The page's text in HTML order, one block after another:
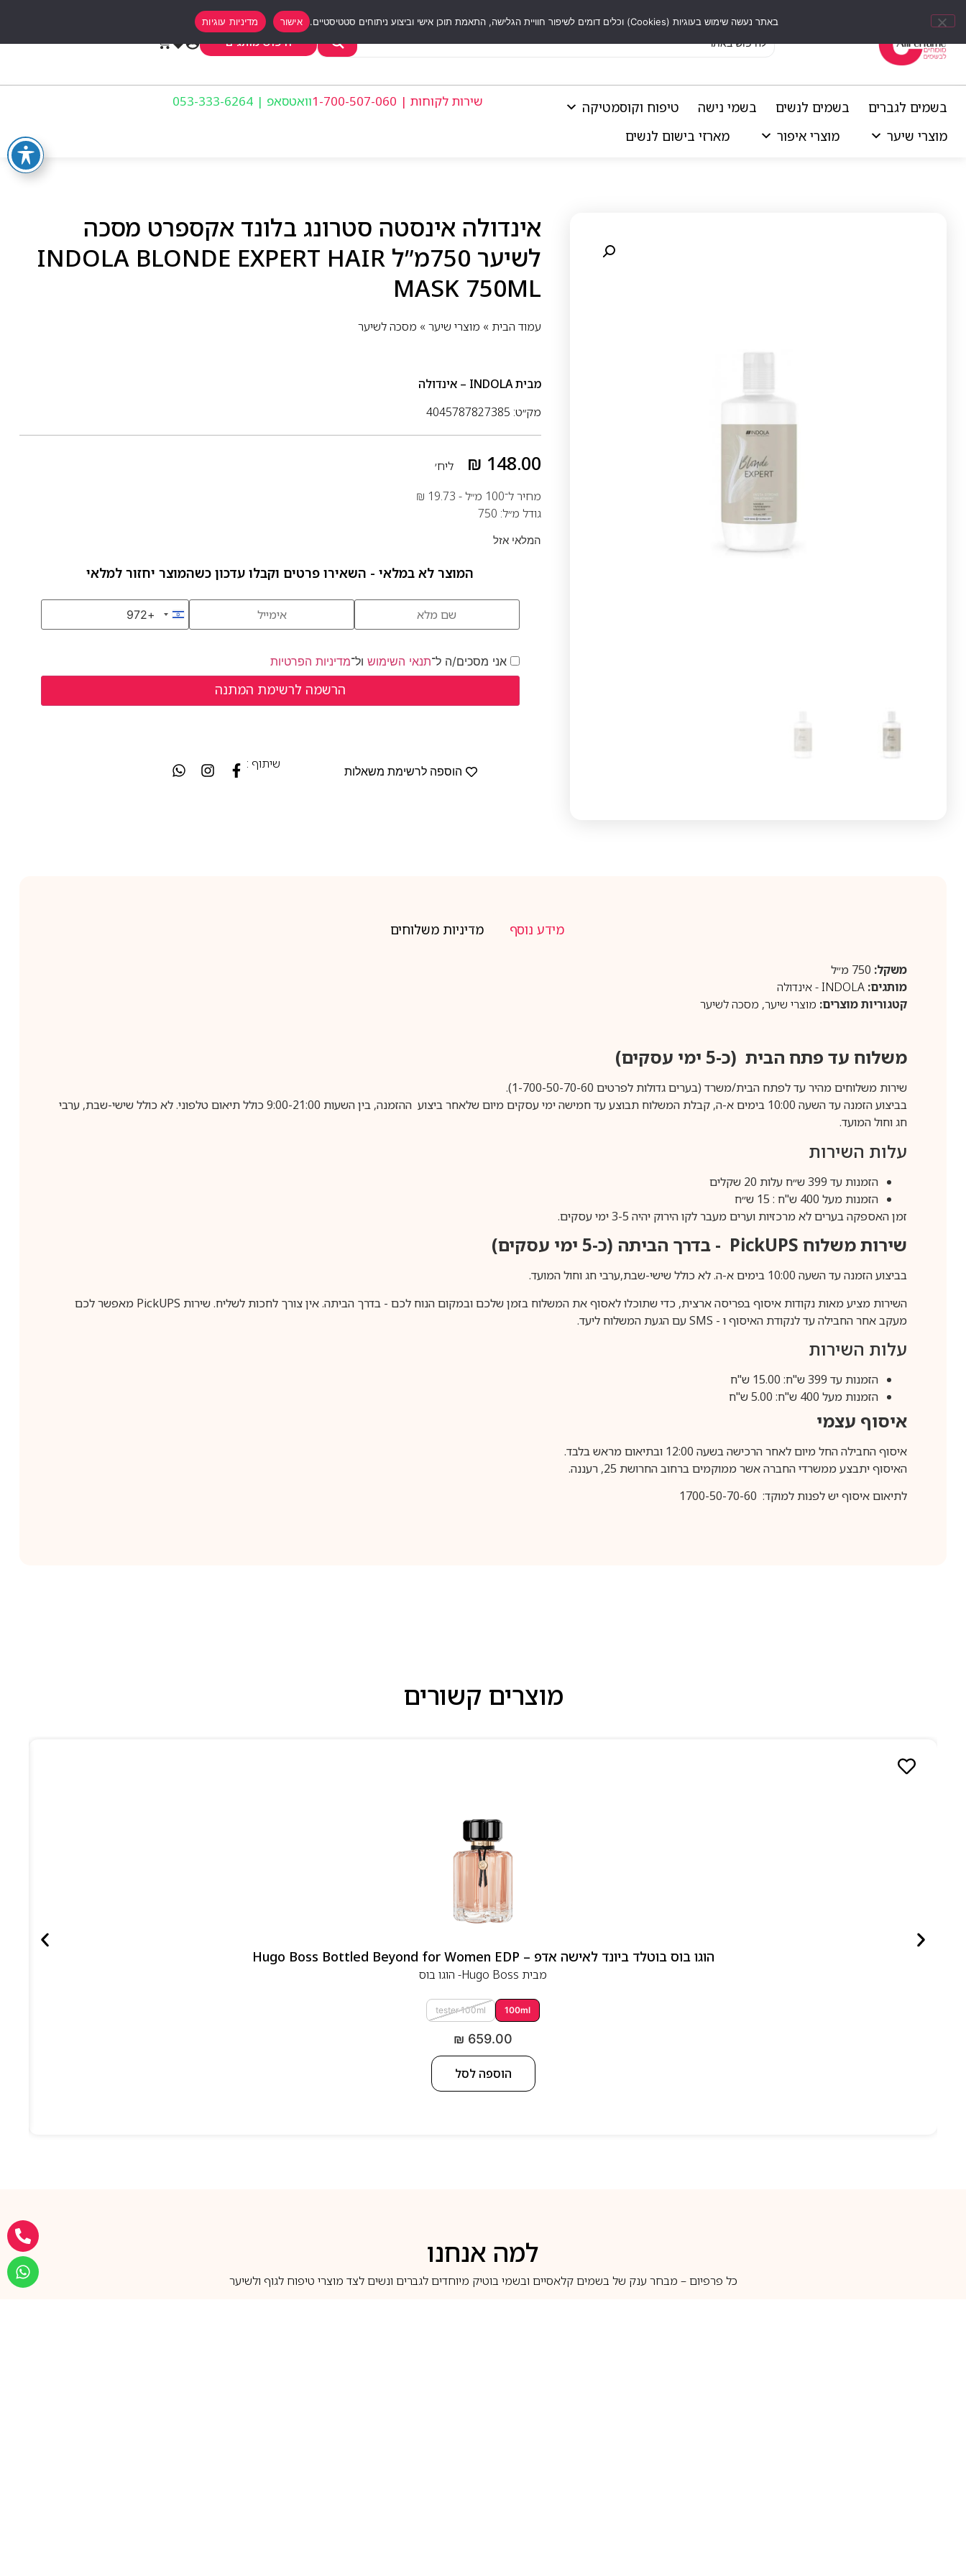
חיפוש מותגים
בשמים לגברים בשמים לנשים בשמי נישה
טיפוח וקוסמטיקה
מוצרי שיער
מוצרי איפור מארזי בישום לנשים
שירות לקוחות | 1-700-507-060 וואטסאפ | 053-333-6264
אינדולה אינסטה סטרונג בלונד אקספרט מסכה
לשיער 750מ”ל INDOLA BLONDE EXPERT HAIR
MASK 750ML
עמוד הבית » מוצרי שיער » מסכה לשיער
מביתINDOLA – אינדולה
מק״ט: 4045787827385
₪ 148.00
ליח׳
מחיר ל־100 מ״ל -
₪ 19.73
גודל מ״ל: 750
המלאי אזל
המוצר לא במלאי - השאירו פרטים וקבלו עדכון כשהמוצר יחזור למלאי
Israel +972
+972
אני מסכים/ה ל־תנאי השימוש ול־מדיניות הפרטיות
הוספה לרשימת משאלות
שיתוף :
מידע נוסף מדיניות משלוחים
משקל:
מותגים: INDOLA - אינדולה
קטגוריות מוצרים: מוצרי שיער, מסכה לשיער
משלוח עד פתח הבית (כ-5 ימי עסקים)
שירות משלוחים מהיר עד לפתח הבית/משרד (בערים גדולות לפרטים 1-700-50-70-60).
בביצוע הזמנה עד השעה 10:00 בימים א-ה, קבלת המשלוח תבוצע עד חמישה ימי עסקים מיום שלאחר ביצוע ההזמנה, בין השעות 9:00-21:00 כולל תיאום טלפוני. לא כולל שישי-שבת, ערבי
חג וחול המועד.
עלות השירות
הזמנות עד 399 ש״ח עלות 20 שקלים
הזמנות מעל 400 ש"ח : 15 ש״ח
זמן האספקה בערים לא מרכזיות וערים מעבר לקו הירוק יהיה 3-5 ימי עסקים.
שירות משלוח PickUPS - בדרך הביתה (כ-5 ימי עסקים)
בביצוע הזמנה עד השעה 10:00 בימים א-ה. לא כולל שישי-שבת,ערבי חג וחול המועד.
השירות מציע מאות נקודות איסוף בפריסה ארצית, כדי שתוכלו לאסוף את המשלוח בזמן שלכם ובמקום הנוח לכם - בדרך הביתה. אין צורך לחכות לשליח. שירות PickUPS מאפשר לכם
מעקב אחר החבילה עד לנקודת האיסוף ו - SMSעם הגעת המשלוח ליעד.
עלות השירות
הזמנות עד 399 ש"ח: 15.00 ש"ח
הזמנות מעל 400 ש"ח: 5.00 ש"ח
איסוף עצמי
איסוף החבילה החל מיום לאחר הרכישה בשעה 12:00 ובתיאום מראש בלבד.
האיסוף יתבצע ממשרדי החברה אשר ממוקמים ברחוב החרושת 25, רעננה.
לתיאום איסוף יש לפנות למוקד: 1700-50-70-60
מוצרים קשורים
הוגו בוס בוטלד ביונד לאישה אדפ – Hugo Boss Bottled Beyond for Women EDP
מבית Hugo Boss- הוגו בוס
100ml
tester 100ml
₪ 659.00
הוספה לסל
למה אנחנו
כל פרפיום – מבחר ענק של בשמים קלאסיים ובשמי בוטיק מיוחדים לגברים ונשים לצד מוצרי טיפוח לגוף ולשיער
באתר נעשה שימוש בעוגיות (Cookies) וכלים דומים לשיפור חוויית הגלישה, התאמת תוכן אישי וביצוע ניתוחים סטטיסטיים. אישור מדיניות עוגיות